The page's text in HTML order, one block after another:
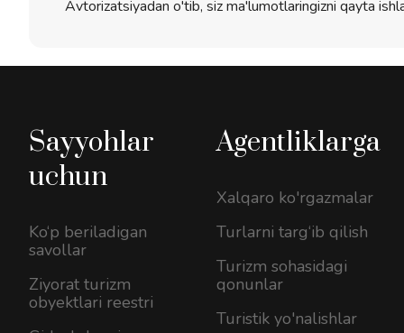
Avtorizatsiyadan o'tib, siz ma'lumotlaringizni qayta
Sayyohlar
uchun
Ko‘p beriladigan
savollar
Ziyorat turizm
obyektlari reestri
Agentliklarga
Xalqaro ko'rgazmalar
Turlarni targ‘ib qilish
Turizm sohasidagi
qonunlar
Turistik yo'nalishlar